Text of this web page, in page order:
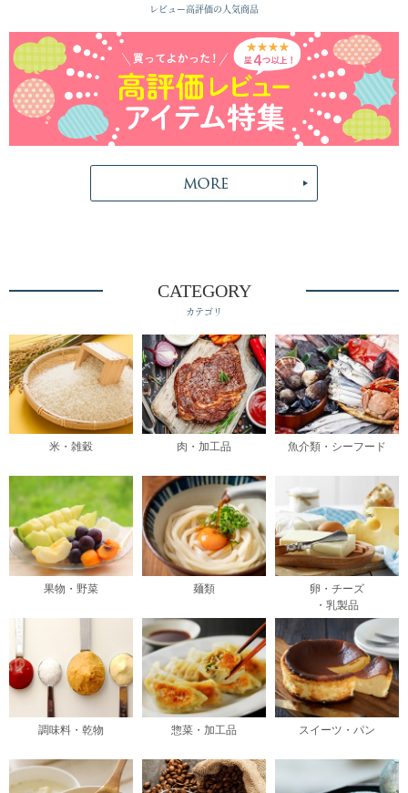
レビュー高評価の人気商品
CATEGORY
カテゴリ
米・雑穀 肉・加工品 魚介類・シーフード
果物・野菜 麺類
卵・チーズ
・乳製品
調味料・乾物 惣菜・加工品 スイーツ・パン